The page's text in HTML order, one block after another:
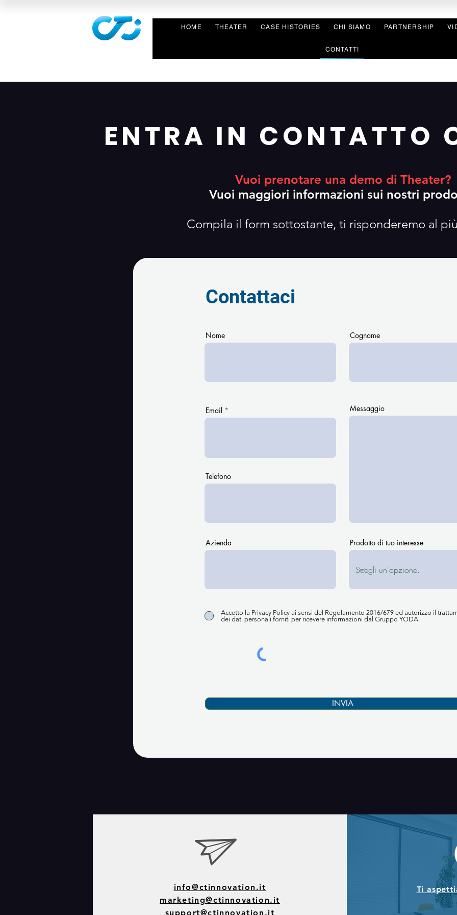
HOME THEATER CASE HISTORIES CHI SIAMO PARTNERSHIP
CONTATTI
ENTRA IN CONTATTO
Vuoi prenotare una demo di Theater?
Vuoi maggiori informazioni sui nostri
Compila il form sottostante, ti risponderemo al
Contattaci
Nome Cognome
Email
Telefono
Messaggio
Azienda Prodotto di tuo interesse
Accetto la Privacy Policy ai sensi del Regolamento 2016/679 ed autorizzo il
dei dati personali forniti per ricevere informazioni dal Gruppo YODA.
INVIA
info@ctinnovation.it
marketing@ctinnovation.it
support@ctinnovation.it
Ti